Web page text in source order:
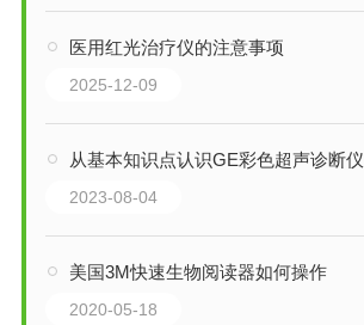
医用红光治疗仪的注意事项
2025-12-09
从基本知识点认识GE彩色超声诊断仪
2023-08-04
美国3M快速生物阅读器如何操作
2020-05-18